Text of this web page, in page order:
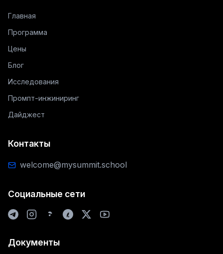
Главная
Программа
Цены
Блог
Исследования
Промпт-инжиниринг
Дайджест
Контакты
welcome@mysummit.school
Социальные сети
Документы